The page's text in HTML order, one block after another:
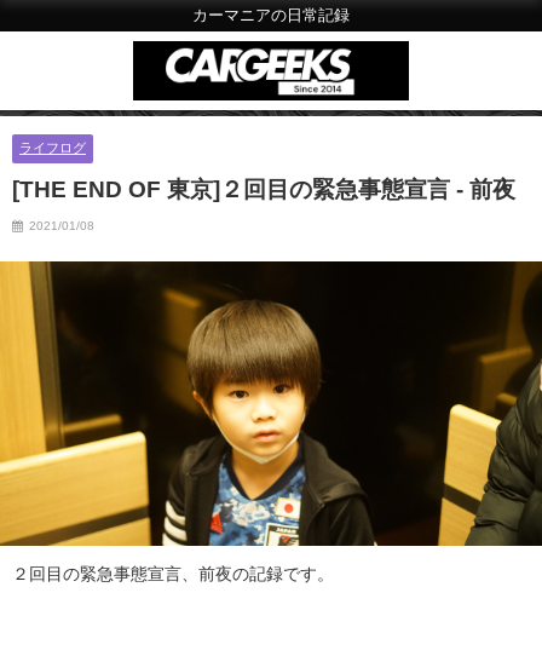
カーマニアの日常記録
ライフログ
[THE END OF 東京]２回目の緊急事態宣言 - 前夜
2021/01/08
２回目の緊急事態宣言、前夜の記録です。